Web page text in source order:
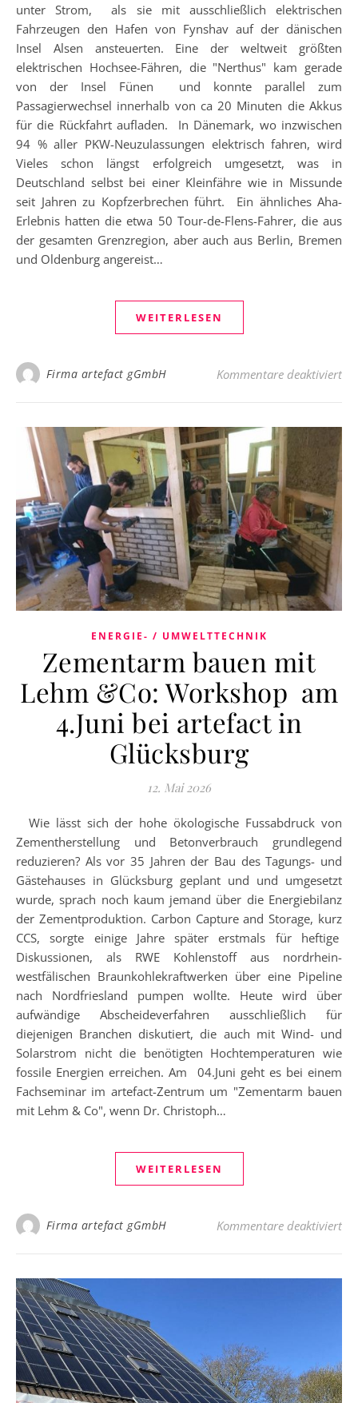
unter Strom, als sie mit ausschließlich elektrischen
Fahrzeugen den Hafen von Fynshav auf der dänischen
Insel Alsen ansteuerten. Eine der weltweit größten
elektrischen Hochsee-Fähren, die "Nerthus" kam gerade
von der Insel Fünen und konnte parallel zum
Passagierwechsel innerhalb von ca 20 Minuten die Akkus
für die Rückfahrt aufladen. In Dänemark, wo inzwischen
94 % aller PKW-Neuzulassungen elektrisch fahren, wird
Vieles schon längst erfolgreich umgesetzt, was in
Deutschland selbst bei einer Kleinfähre wie in Missunde
seit Jahren zu Kopfzerbrechen führt. Ein ähnliches Aha-
Erlebnis hatten die etwa 50 Tour-de-Flens-Fahrer, die aus
der gesamten Grenzregion, aber auch aus Berlin, Bremen
und Oldenburg angereist…
WEITERLESEN
Firma artefact gGmbH Kommentare deaktiviert
ENERGIE- / UMWELTTECHNIK
Zementarm bauen mit
Lehm &Co: Workshop am
4.Juni bei artefact in
Glücksburg
12. Mai 2026
Wie lässt sich der hohe ökologische Fussabdruck von
Zementherstellung und Betonverbrauch grundlegend
reduzieren? Als vor 35 Jahren der Bau des Tagungs- und
Gästehauses in Glücksburg geplant und und umgesetzt
wurde, sprach noch kaum jemand über die Energiebilanz
der Zementproduktion. Carbon Capture and Storage, kurz
CCS, sorgte einige Jahre später erstmals für heftige
Diskussionen, als RWE Kohlenstoff aus nordrhein-
westfälischen Braunkohlekraftwerken über eine Pipeline
nach Nordfriesland pumpen wollte. Heute wird über
aufwändige Abscheideverfahren ausschließlich für
diejenigen Branchen diskutiert, die auch mit Wind- und
Solarstrom nicht die benötigten Hochtemperaturen wie
fossile Energien erreichen. Am 04.Juni geht es bei einem
Fachseminar im artefact-Zentrum um "Zementarm bauen
mit Lehm & Co", wenn Dr. Christoph…
WEITERLESEN
Firma artefact gGmbH Kommentare deaktiviertfür